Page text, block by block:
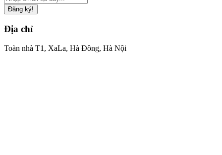
Đăng ký!
Địa chỉ
Toàn nhà T1, XaLa, Hà Đông, Hà Nội